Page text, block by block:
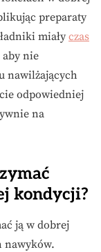
preparaty
miałyczas
aby nie
nawilżających
odpowiedniej
na
kondycji?
ją w dobrej
nawyków.